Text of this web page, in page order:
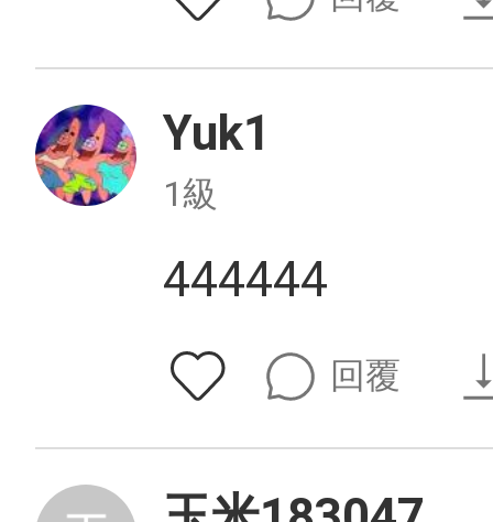
Yuk1
1級
444444
回覆